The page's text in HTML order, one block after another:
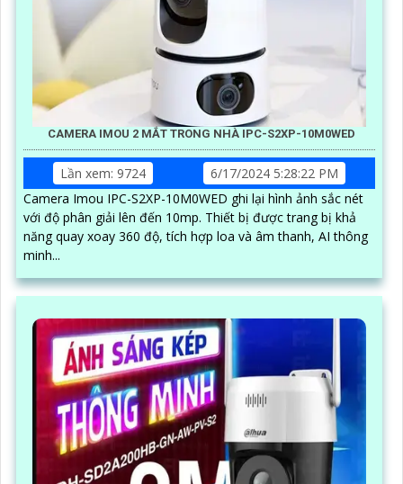
CAMERA IMOU 2 MẮT TRONG NHÀ IPC-S2XP-10M0WED
Lần xem: 9724
6/17/2024 5:28:22 PM
Camera Imou IPC-S2XP-10M0WED ghi lại hình ảnh sắc nét
với độ phân giải lên đến 10mp. Thiết bị được trang bị khả
năng quay xoay 360 độ, tích hợp loa và âm thanh, AI thông
minh...